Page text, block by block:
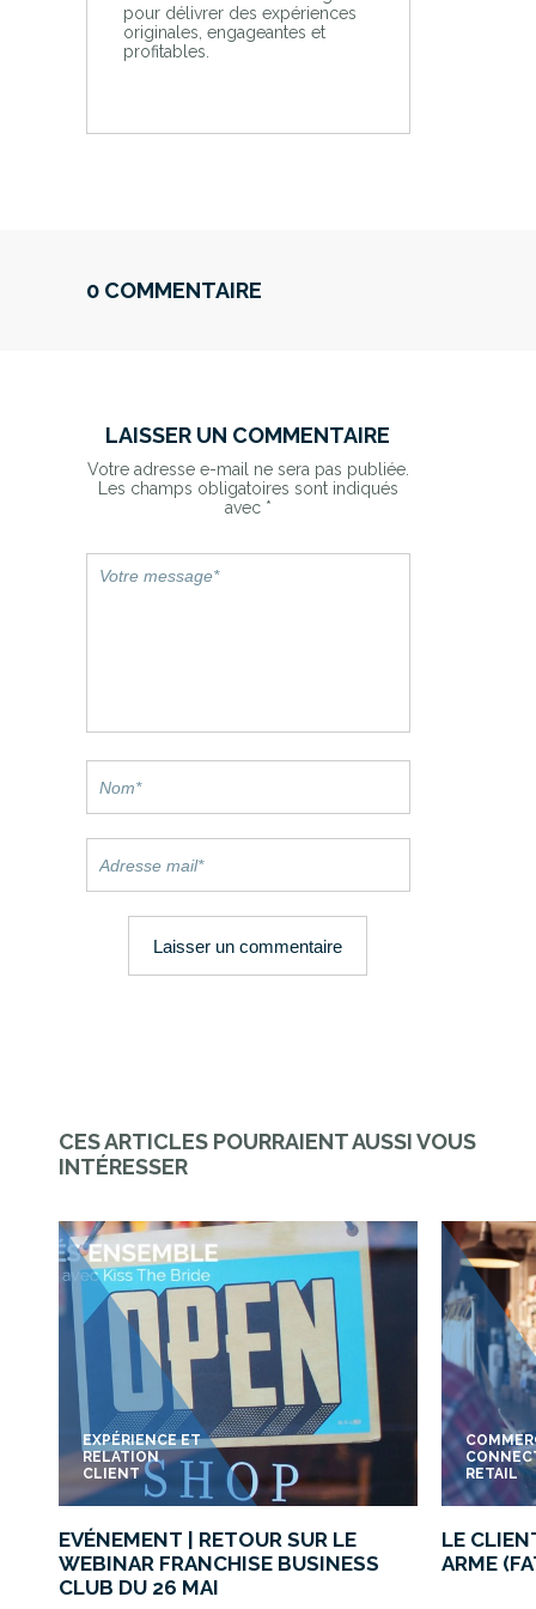
pour délivrer des expériences
originales, engageantes et
profitables.
0 COMMENTAIRE
LAISSER UN COMMENTAIRE
Votre adresse e-mail ne sera pas publiée.
Les champs obligatoires sont indiqués
avec *
CES ARTICLES POURRAIENT AUSSI VOUS
INTÉRESSER
EXPÉRIENCE ET
RELATION
CLIENT
EVÉNEMENT | RETOUR SUR LE
WEBINAR FRANCHISE BUSINESS
CLUB DU 26 MAI
RETAIL
LE
ARME